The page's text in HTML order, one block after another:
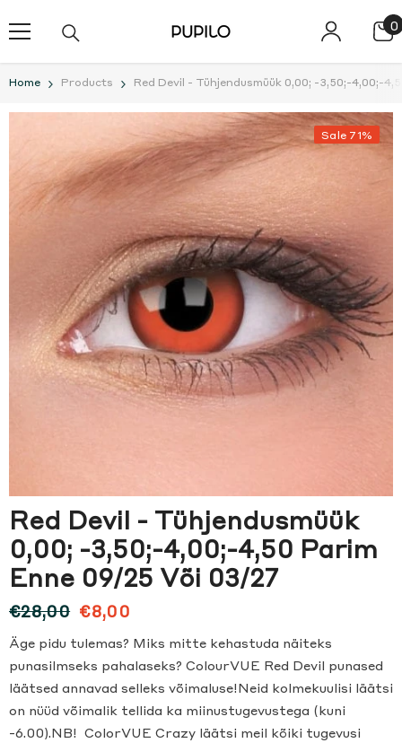
00
Home Products Red Devil - Tühjendusmüük 0,00; -3,50;-4,00;-
Sale 71%
Red Devil - Tühjendusmüük
0,00; -3,50;-4,00;-4,50 Parim
Enne 09/25 Või 03/27
€28,00 €8,00
Äge pidu tulemas? Miks mitte kehastuda näiteks
punasilmseks pahalaseks? ColourVUE Red Devil punased
läätsed annavad selleks võimaluse!Neid kolmekuulisi läätsi
on nüüd võimalik tellida ka miinustugevustega (kuni
-6.00).NB! ColorVUE Crazy läätsi meil kõiki tugevusi